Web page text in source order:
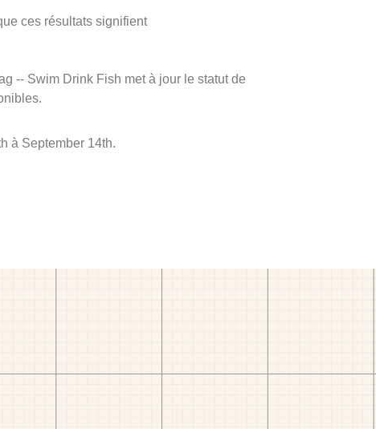
ces résultats signifient
-- Swim Drink Fish met à jour le statut de
à September 14th.